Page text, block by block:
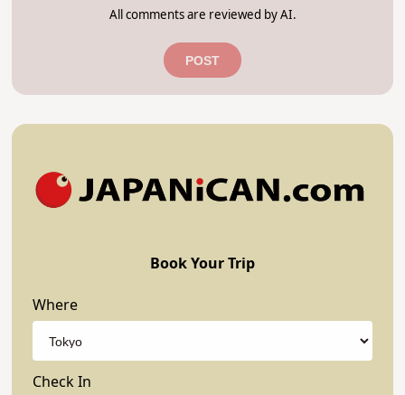
All comments are reviewed by AI.
POST
Book Your Trip
Where
Check In